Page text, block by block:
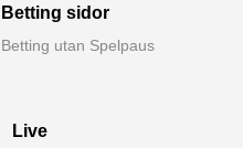
Betting sidor
Betting utan Spelpaus
Live